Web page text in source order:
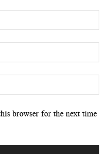
browser for the next time